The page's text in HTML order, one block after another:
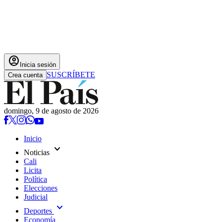
account_circle Inicia sesión
Crea cuenta SUSCRÍBETE
domingo, 9 de agosto de 2026
Inicio
Noticias expand_more
Cali
Licita
Política
Elecciones
Judicial
Deportes expand_more
Economía